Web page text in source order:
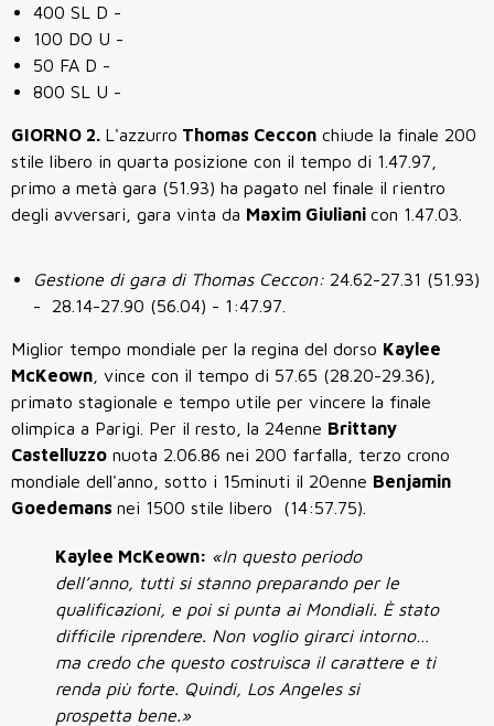
400 SL D -
100 DO U -
50 FA D -
800 SL U -
GIORNO 2. L'azzurro Thomas Ceccon chiude la finale 200
stile libero in quarta posizione con il tempo di 1.47.97,
primo a metà gara (51.93) ha pagato nel finale il rientro
degli avversari, gara vinta da Maxim Giuliani con 1.47.03.
Gestione di gara di Thomas Ceccon: 24.62-27.31 (51.93)
- 28.14-27.90 (56.04) - 1:47.97.
Miglior tempo mondiale per la regina del dorso Kaylee
McKeown , vince con il tempo di 57.65 (28.20-29.36),
primato stagionale e tempo utile per vincere la finale
olimpica a Parigi. Per il resto, la 24enne Brittany
Castelluzzo nuota 2.06.86 nei 200 farfalla, terzo crono
mondiale dell'anno, sotto i 15minuti il 20enne Benjamin
Goedemans nei 1500 stile libero (14:57.75).
Kaylee McKeown: «In questo periodo
dell’anno, tutti si stanno preparando per le
qualificazioni, e poi si punta ai Mondiali. È stato
difficile riprendere. Non voglio girarci intorno…
ma credo che questo costruisca il carattere e ti
renda più forte. Quindi, Los Angeles si
prospetta bene.»